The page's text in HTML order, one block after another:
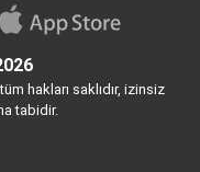
hakları saklıdır, izinsiz
tabidir.